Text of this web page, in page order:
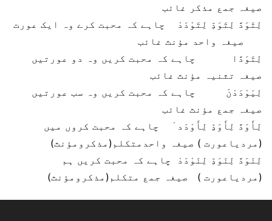
صیغہ جمع مذکر غائب
لِتَوَدَّ لِتَوَدِّ لِتَوْدَدْ
چاہے کہ محبت کرے وہ ایک عورت
صیغہ واحد مؤنث غائب
لِتَوَدَّا
چاہے کہ محبت کریں وہ دو عورتیں
صیغہ تثنیہ مؤنث غائب
لِیَوْدَدْنَ
چاہے کہ محبت کریں وہ سب عورتیں
صیغہ جمع مؤنث غائب
لِأَوَدَّ لِأَوَدِّ لِأَوْدَد ْ چاہے کہ محبت کروں میں
(مردیاعورت ) صیغہ واحدمتکلم(مذکرومؤنث)
لِنَوَدَّ لِنَوَدِّ لِنَوْدَدْ چاہے کہ محبت کریں ہم
(مردیاعورت )
صیغہ جمع متکلم(مذکرومؤنث)